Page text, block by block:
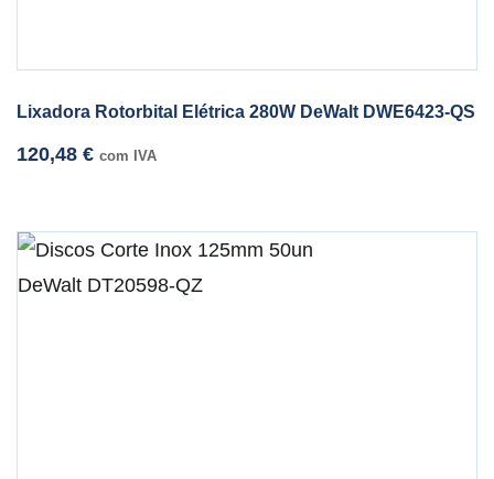
Lixadora Rotorbital Elétrica 280W DeWalt DWE6423-QS
120,48 € com IVA